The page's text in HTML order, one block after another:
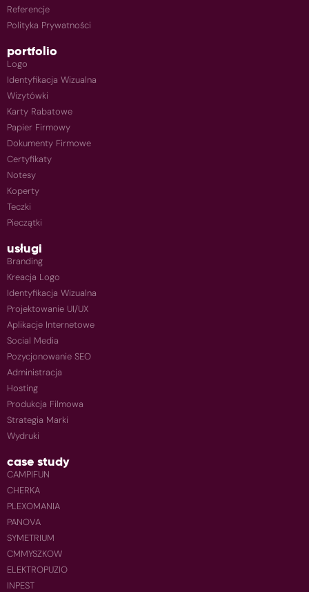
Referencje
Polityka Prywatności
portfolio
Logo
Identyfikacja Wizualna
Wizytówki
Karty Rabatowe
Papier Firmowy
Dokumenty Firmowe
Certyfikaty
Notesy
Koperty
Teczki
Pieczątki
usługi
Branding
Kreacja Logo
Identyfikacja Wizualna
Projektowanie UI/UX
Aplikacje Internetowe
Social Media
Pozycjonowanie SEO
Administracja
Hosting
Produkcja Filmowa
Strategia Marki
Wydruki
case study
CAMPIFUN
CHERKA
PLEXOMANIA
PANOVA
SYMETRIUM
CMMYSZKOW
ELEKTROPUZIO
INPEST